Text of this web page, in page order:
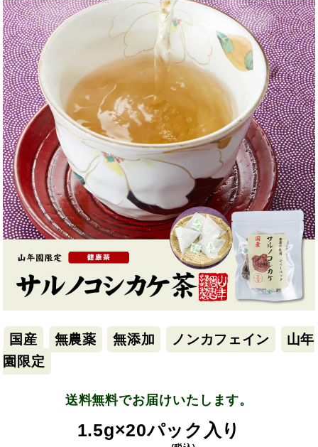
国産 無農薬 無添加 ノンカフェイン
山年
園限定
送料無料でお届けいたします。
1.5g×20パック入り